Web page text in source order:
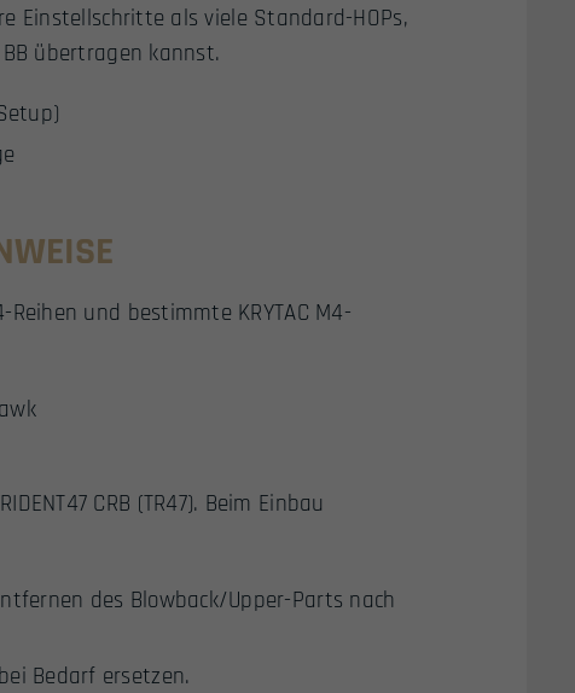
Einstellschritte als viele Standard-HOPs,
übertragen kannst.
Reihen und bestimmte KRYTAC M4-
CRB (TR47). Beim Einbau
des Blowback/Upper-Parts nach
Bedarf ersetzen.